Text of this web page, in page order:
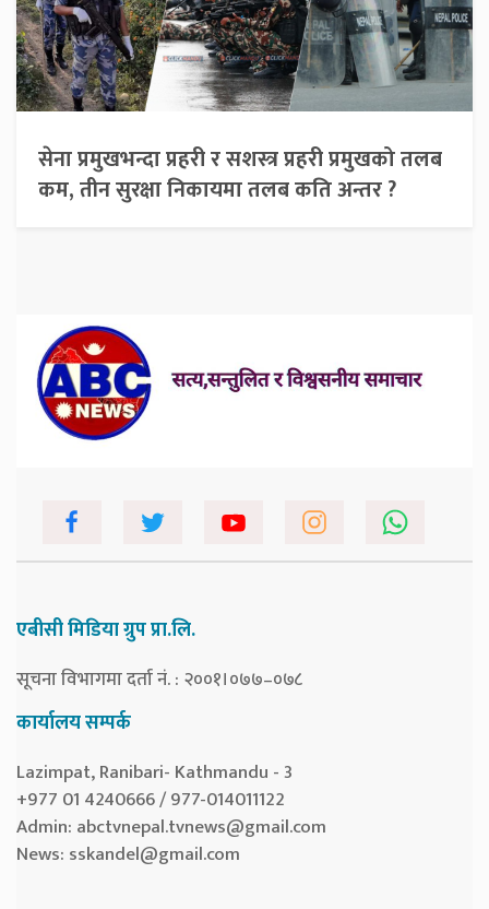
सेना प्रमुखभन्दा प्रहरी र सशस्त्र प्रहरी प्रमुखको तलब
कम, तीन सुरक्षा निकायमा तलब कति अन्तर ?
एबीसी मिडिया ग्रुप प्रा.लि.
सूचना विभागमा दर्ता नं. : २००१।०७७–०७८
कार्यालय सम्पर्क
Lazimpat, Ranibari- Kathmandu - 3
+977 01 4240666 / 977-014011122
Admin: abctvnepal.tvnews@gmail.com
News: sskandel@gmail.com